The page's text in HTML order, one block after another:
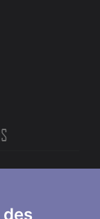
partir de la
dans les